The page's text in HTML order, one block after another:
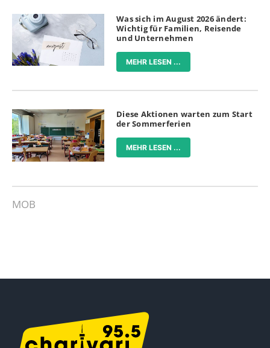
Was sich im August 2026 ändert:
Wichtig für Familien, Reisende
und Unternehmen
MEHR LESEN ...
Diese Aktionen warten zum Start
der Sommerferien
MEHR LESEN ...
MOB